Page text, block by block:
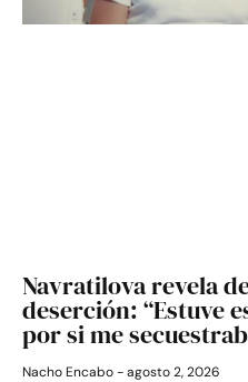
Navratilova revela
deserción: “Estuve
por si me
Nacho Encabo agosto 2, 2026